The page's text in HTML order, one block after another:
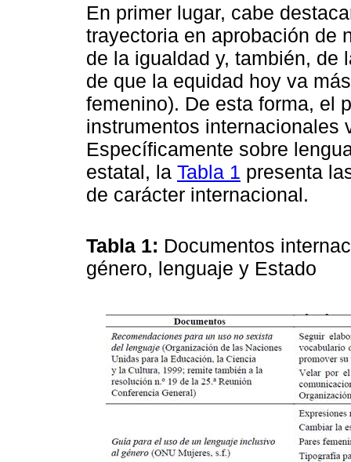
En primer lugar, cabe
trayectoria en aprobación de
de la igualdad y, también, de
de que la equidad hoy va
femenino). De esta forma, el
instrumentos internacionales
Específicamente sobre
estatal, la Tabla 1 presenta
de carácter internacional.
Tabla 1: Documentos
género, lenguaje y Estado